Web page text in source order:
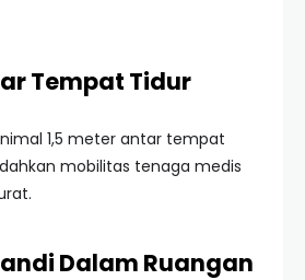
Tempat Tidur
1,5 meter antar tempat
mobilitas tenaga medis
Dalam Ruangan